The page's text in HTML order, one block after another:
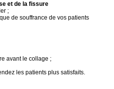
et de la fissure
;
de souffrance de vos patients
avant le collage ;
les patients plus satisfaits.